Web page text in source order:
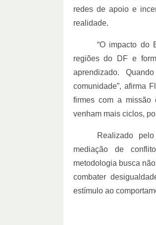
redes de apoio e
realidade.
“O impacto do
regiões do DF e
aprendizado.
comunidade”, afirma
firmes com a missão
venham mais ciclos,
Realizado
mediação de
metodologia busca
combater
estímulo ao